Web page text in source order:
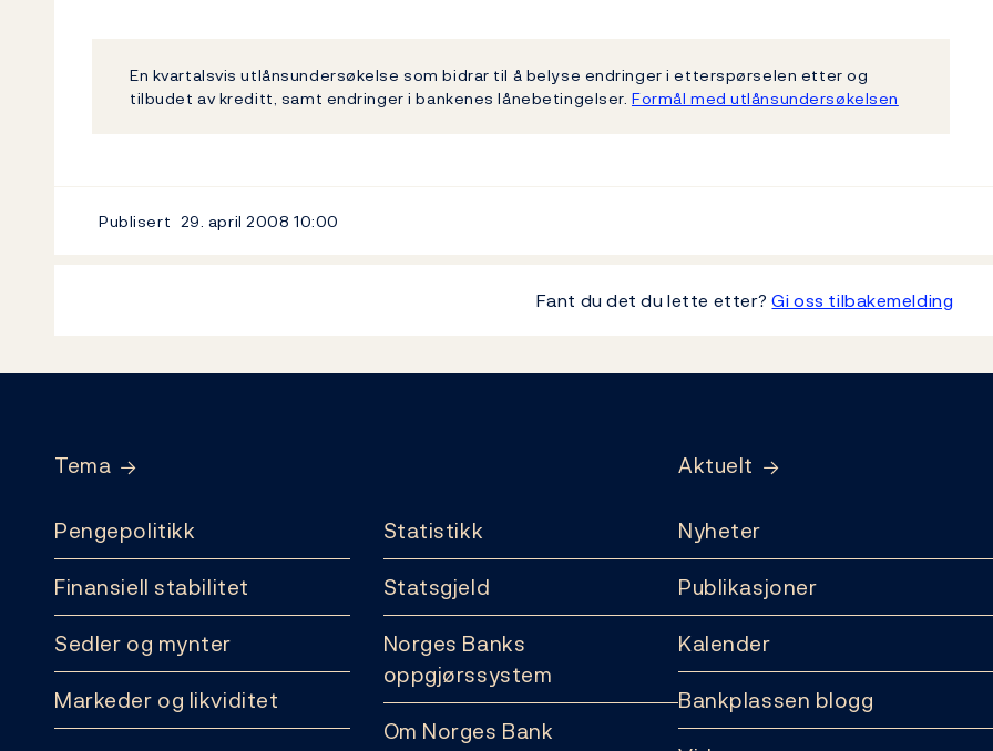
En kvartalsvis utlånsundersøkelse som bidrar til å belyse endringer i etterspørselen etter og
tilbudet av kreditt, samt endringer i bankenes lånebetingelser. Formål med utlånsundersøkelsen
Publisert 29. april 200810:00
Fant du det du lette etter?Gi oss tilbakemelding
Tema
Pengepolitikk
Finansiell stabilitet
Sedler og mynter
Markeder og likviditet
Statistikk
Statsgjeld
Norges Banks
oppgjørssystem
Om Norges Bank
Aktuelt
Nyheter
Publikasjoner
Kalender
Bankplassen blogg